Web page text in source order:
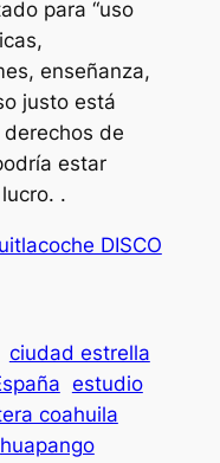
para “uso
enseñanza,
justo está
de
estar
.
DISCO
ciudad estrella
estudio
coahuila
huapango